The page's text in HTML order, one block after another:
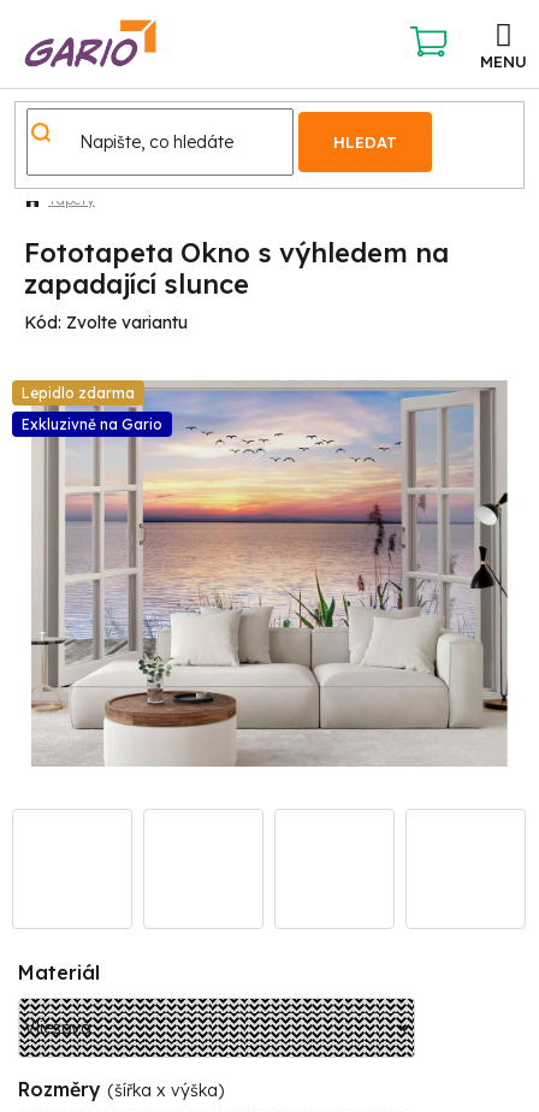
obsah
HLEDAT
NÁKUPNÍ
KOŠÍK
Tapety
Fototapeta Okno s výhledem na
zapadající slunce
Kód: Zvolte variantu
Lepidlo zdarma
Exkluzivně na Gario
Materiál
Rozměry (šířka x výška)